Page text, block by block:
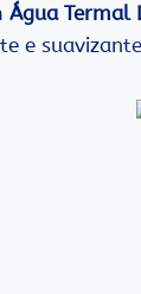
Água Termal
e